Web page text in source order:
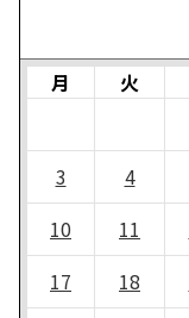
月 火
3
4
10
11
17
18